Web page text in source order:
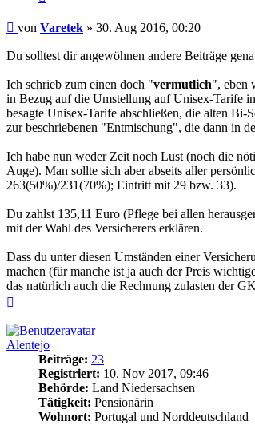
Beitrag
von Varetek » 30. Aug 2016, 00:20
Du solltest dir angewöhnen andere Beiträge
Ich schrieb zum einen doch "vermutlich", eben
in Bezug auf die Umstellung auf Unisex-Tarife
besagte Unisex-Tarife abschließen, die alten
zur beschriebenen "Entmischung", die dann in
Ich habe nun weder Zeit noch Lust (noch die
Auge). Man sollte sich aber abseits aller
263(50%)/231(70%); Eintritt mit 29 bzw. 33).
Du zahlst 135,11 Euro (Pflege bei allen
mit der Wahl des Versicherers erklären.
Dass du unter diesen Umständen einer
machen (für manche ist ja auch der Preis
das natürlich auch die Rechnung zulasten der
Alentejo
Beiträge: 23
Registriert: 10. Nov 2017, 09:46
Behörde: Land Niedersachsen
Tätigkeit: Pensionärin
Wohnort: Portugal und Norddeutschland